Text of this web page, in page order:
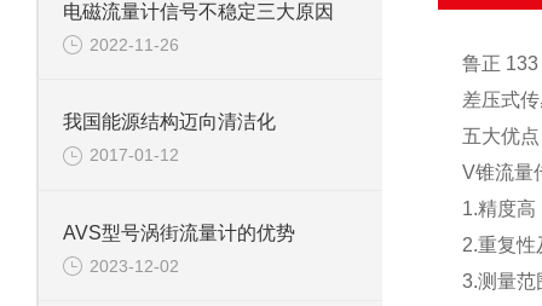
电磁流量计信号不稳定三大原因
2022-11-26
我国能源结构迈向清洁化
2017-01-12
AVS型号涡街流量计的优势
2023-12-02
鲁正
差压式
五大优
V锥流量
1.精度高
2.重复性
3.测量范